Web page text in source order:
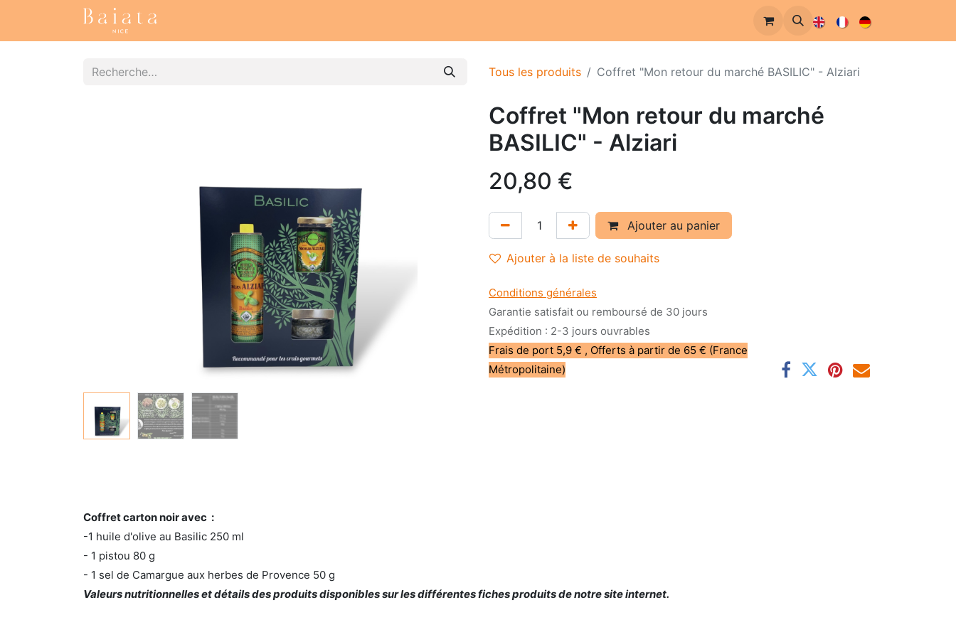
Tous les produits Coffret "Mon retour du marché BASILIC" - Alziari
Coffret "Mon retour du marché
BASILIC" - Alziari
20,80 €
Ajouter au panier
Ajouter à la liste de souhaits
Conditions générales
Garantie satisfait ou remboursé de 30 jours
Expédition : 2-3 jours ouvrables
Frais de port 5,9 € , Offerts à partir de 65 € (France
Métropolitaine)
Coffret carton noir avec :
-1 huile d'olive au Basilic 250 ml
- 1 pistou 80 g
- 1 sel de Camargue aux herbes de Provence 50 g
Valeurs nutritionnelles et détails des produits disponibles sur les différentes fiches produits de notre site internet.